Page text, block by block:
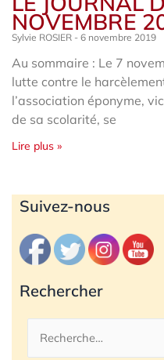
NOVEMBRE
Sylvie ROSIER 6 novembre 2019
Au sommaire : Le 7
lutte contre le
l’association éponyme,
de sa scolarité, se
Lire plus »
Suivez-nous
Rechercher
Rechercher :
Archives